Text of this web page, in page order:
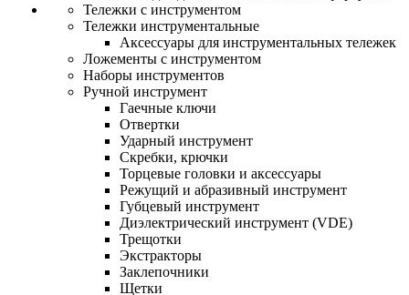
Тележки с инструментом
Тележки инструментальные
Аксессуары для инструментальных тележек
Ложементы с инструментом
Наборы инструментов
Ручной инструмент
Гаечные ключи
Отвертки
Ударный инструмент
Скребки, крючки
Торцевые головки и аксессуары
Режущий и абразивный инструмент
Губцевый инструмент
Диэлектрический инструмент (VDE)
Трещотки
Экстракторы
Заклепочники
Щетки